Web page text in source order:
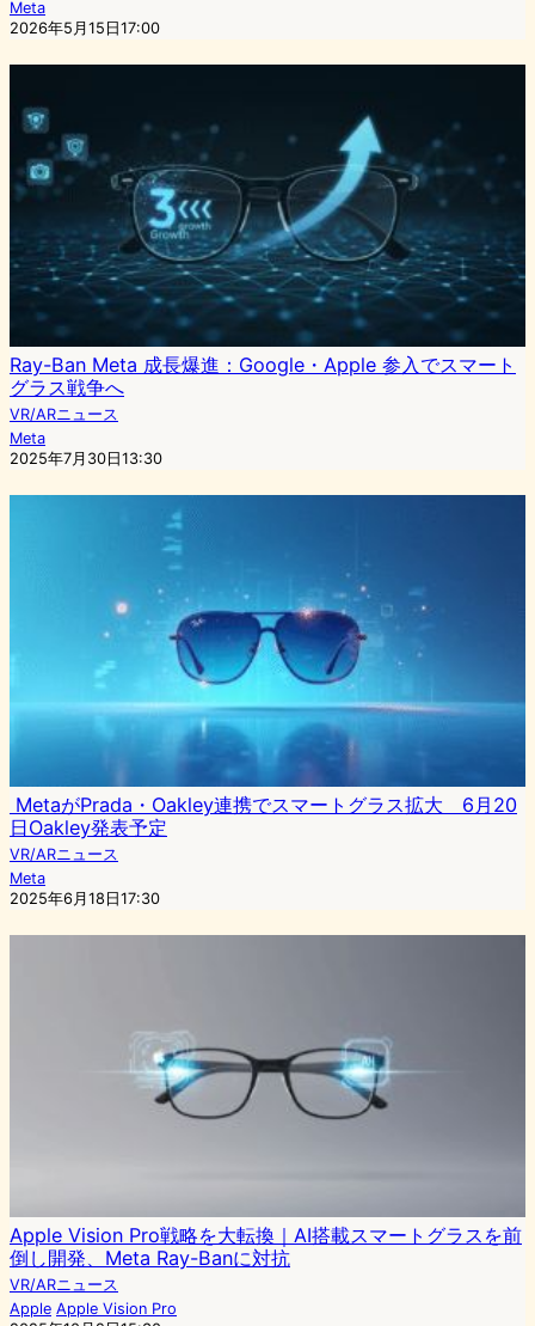
Meta
2026年5月15日17:00
Ray-Ban Meta 成長爆進：Google・Apple 参入でスマート
グラス戦争へ
VR/ARニュース
Meta
2025年7月30日13:30
MetaがPrada・Oakley連携でスマートグラス拡大 6月20
日Oakley発表予定
VR/ARニュース
Meta
2025年6月18日17:30
Apple Vision Pro戦略を大転換｜AI搭載スマートグラスを前
倒し開発、Meta Ray-Banに対抗
VR/ARニュース
Apple Apple Vision Pro